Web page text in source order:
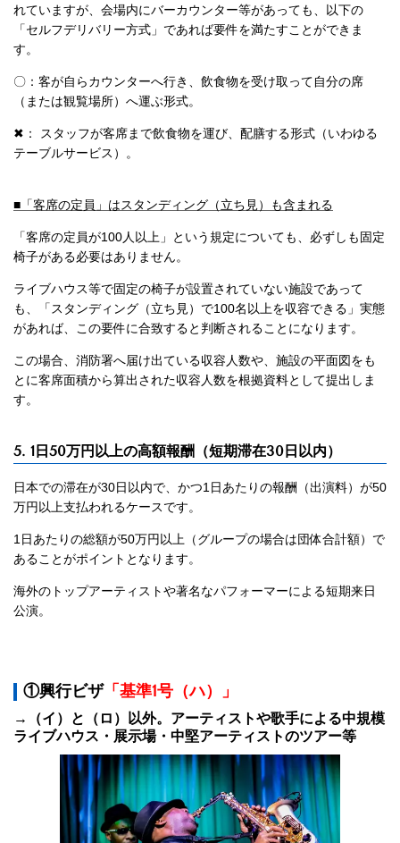
れていますが、会場内にバーカウンター等があっても、以下の
「セルフデリバリー方式」であれば要件を満たすことができま
す。
〇：客が自らカウンターへ行き、飲食物を受け取って自分の席
（または観覧場所）へ運ぶ形式。
✖： スタッフが客席まで飲食物を運び、配膳する形式（いわゆる
テーブルサービス）。
■「客席の定員」はスタンディング（立ち見）も含まれる
「客席の定員が100人以上」という規定についても、必ずしも固定
椅子がある必要はありません。
ライブハウス等で固定の椅子が設置されていない施設であって
も、「スタンディング（立ち見）で100名以上を収容できる」実態
があれば、この要件に合致すると判断されることになります。
この場合、消防署へ届け出ている収容人数や、施設の平面図をも
とに客席面積から算出された収容人数を根拠資料として提出しま
す。
5. 1日50万円以上の高額報酬（短期滞在30日以内）
日本での滞在が30日以内で、かつ1日あたりの報酬（出演料）が50
万円以上支払われるケースです。
1日あたりの総額が50万円以上（グループの場合は団体合計額）で
あることがポイントとなります。
海外のトップアーティストや著名なパフォーマーによる短期来日
公演。
①興行ビザ「基準1号（ハ）」
→（イ）と（ロ）以外。アーティストや歌手による中規模
ライブハウス・展示場・中堅アーティストのツアー等